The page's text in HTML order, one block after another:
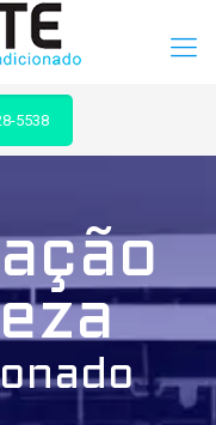
5538